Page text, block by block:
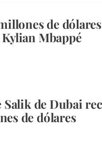
de
Mbappé
Salik de Dubai
de dólares